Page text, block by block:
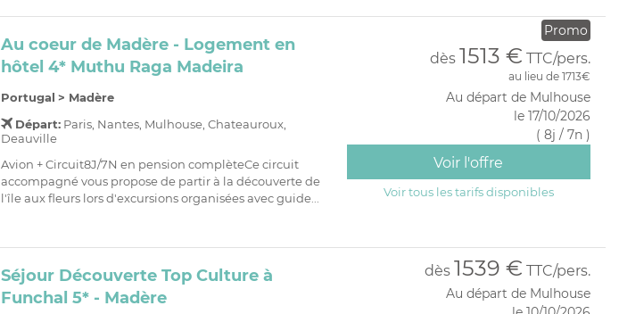
Au coeur de Madère - Logement en
hôtel 4* Muthu Raga Madeira
Portugal > Madère
Départ:Paris, Nantes, Mulhouse, Chateauroux,
Deauville
Avion + Circuit8J/7N en pension complèteCe circuit
accompagné vous propose de partir à la découverte de
l'île aux fleurs lors d'excursions organisées avec guide...
Promo
dès 1513 € TTC/pers.
au lieu de 1713€
Au départ de Mulhouse
le 17/10/2026
( 8j / 7n )
Voir l'offre
Voir tous les tarifs disponibles
Séjour Découverte Top Culture à
Funchal 5* - Madère
dès 1539 € TTC/pers.
Au départ de Mulhouse